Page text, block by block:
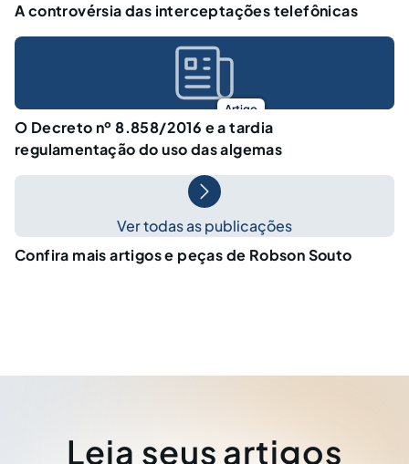
A controvérsia das interceptações telefônicas
Artigo
O Decreto nº 8.858/2016 e a tardia
regulamentação do uso das algemas
Ver todas as publicações
Confira mais artigos e peças de Robson Souto
Leia seus artigos